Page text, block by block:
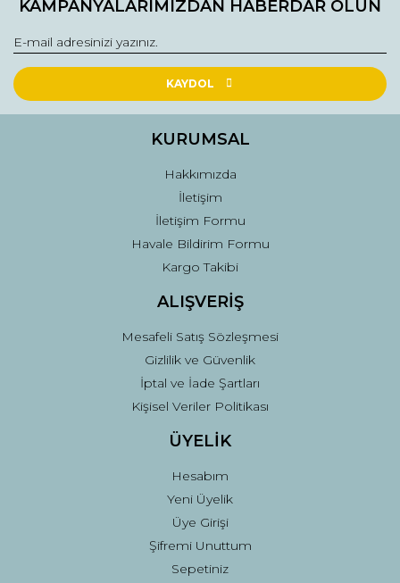
KAMPANYALARIMIZDAN HABERDAR OLUN
KAYDOL
KURUMSAL
Hakkımızda
İletişim
İletişim Formu
Havale Bildirim Formu
Kargo Takibi
ALIŞVERİŞ
Mesafeli Satış Sözleşmesi
Gizlilik ve Güvenlik
İptal ve İade Şartları
Kişisel Veriler Politikası
ÜYELİK
Hesabım
Yeni Üyelik
Üye Girişi
Şifremi Unuttum
Sepetiniz